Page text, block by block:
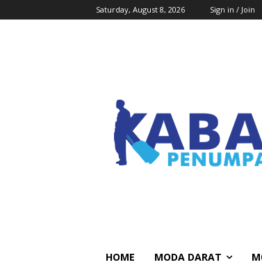
Saturday, August 8, 2026 Sign in / Join
HOME MODA DARAT